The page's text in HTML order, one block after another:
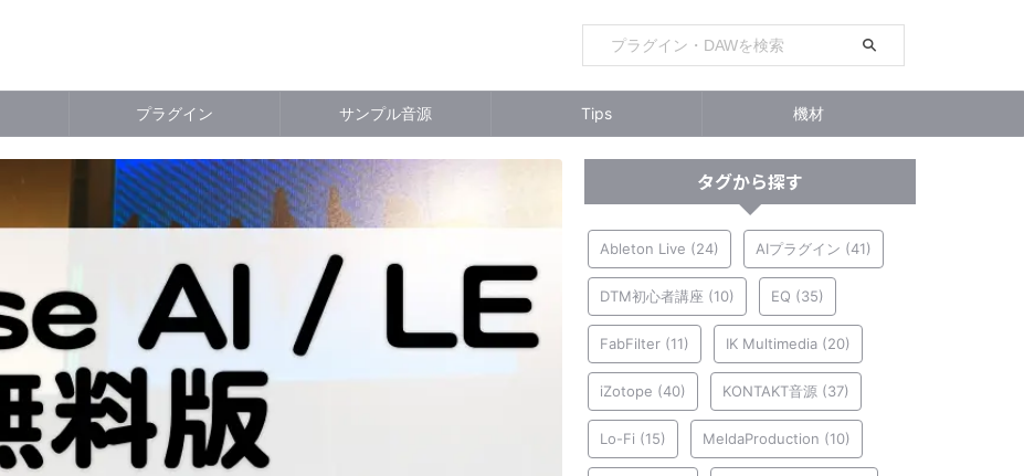
プラグイン サンプル音源 Tips 機材
タグから探す
Ableton Live (24) AIプラグイン (41)
DTM初心者講座 (10) EQ (35)
FabFilter (11) IK Multimedia (20)
iZotope (40) KONTAKT音源 (37)
Lo-Fi (15) MeldaProduction (10)